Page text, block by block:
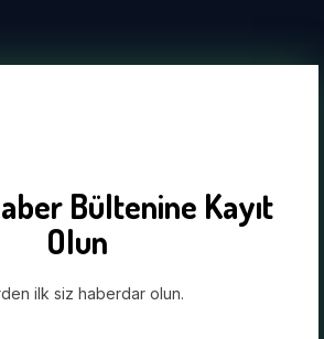
Bültenine Kayıt
Olun
ilk siz haberdar olun.